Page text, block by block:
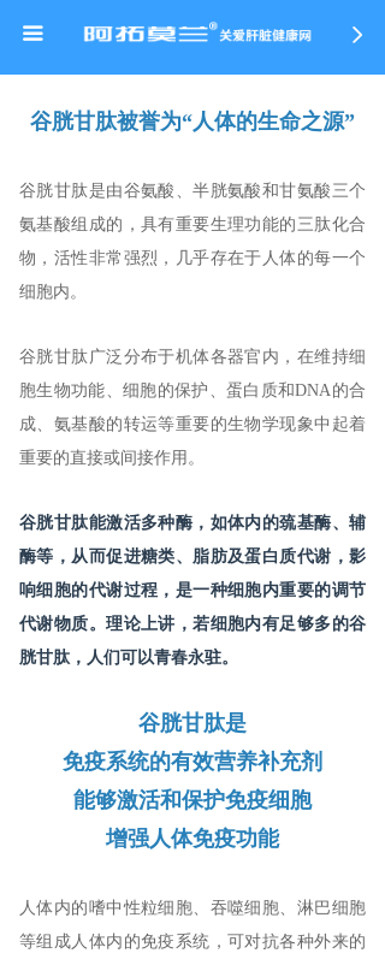
끀
首页
ꁕ治疗慢性乙肝
ꁕ 治疗药物性肝损伤
加速酒精分解排出
ꁕ 改善脂肪肝
ꁕ 亮白肌肤
阿拓莫兰小课堂
ꁕ 健康科普
ꁕ 健康问答
阿拓莫兰品牌故事
阿拓莫兰修护肝细胞历程
넲
谷胱甘肽被誉为“人体的生命之源”
谷胱甘肽是由谷氨酸、半胱氨酸和甘氨酸三个
氨基酸组成的，具有重要生理功能的三肽化合
物，活性非常强烈，几乎存在于人体的每一个
细胞内。
谷胱甘肽广泛分布于机体各器官内，在维持细
胞生物功能、细胞的保护、蛋白质和DNA的合
成、氨基酸的转运等重要的生物学现象中起着
重要的直接或间接作用。
谷胱甘肽能激活多种酶，如体内的巯基酶、辅
酶等，从而促进糖类、脂肪及蛋白质代谢，影
响细胞的代谢过程，是一种细胞内重要的调节
代谢物质。理论上讲，若细胞内有足够多的谷
胱甘肽，人们可以青春永驻。
谷胱甘肽是
免疫系统的有效营养补充剂
能够激活和保护免疫细胞
增强人体免疫功能
人体内的嗜中性粒细胞、吞噬细胞、淋巴细胞
等组成人体内的免疫系统，可对抗各种外来的